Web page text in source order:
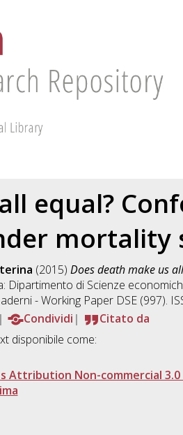
equal?
mortality
(2015) Does death make us
Dipartimento di Scienze
- Working Paper DSE (997).
Condividi
Citato da
disponibile come:
Attribution Non-commercial 3.0